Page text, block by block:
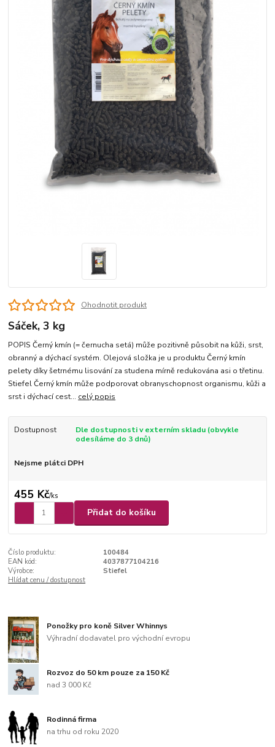
Ohodnotit produkt
Sáček, 3 kg
POPIS Černý kmín (= černucha setá) může pozitivně působit na kůži, srst,
obranný a dýchací systém. Olejová složka je u produktu Černý kmín
pelety díky šetrnému lisování za studena mírně redukována asi o třetinu.
Stiefel Černý kmín může podporovat obranyschopnost organismu, kůži a
srst i dýchací cest... celý popis
Dostupnost
Dle dostupnosti v externím skladu (obvykle
odesíláme do 3 dnů)
Nejsme plátci DPH
455 Kč/ks
Přidat do košíku
Číslo produktu:
100484
EAN kód:
4037877104216
Výrobce:
Stiefel
Hlídat cenu / dostupnost
Ponožky pro koně Silver Whinnys
Výhradní dodavatel pro východní evropu
Rozvoz do 50 km pouze za 150 Kč
nad 3 000 Kč
Rodinná firma
na trhu od roku 2020